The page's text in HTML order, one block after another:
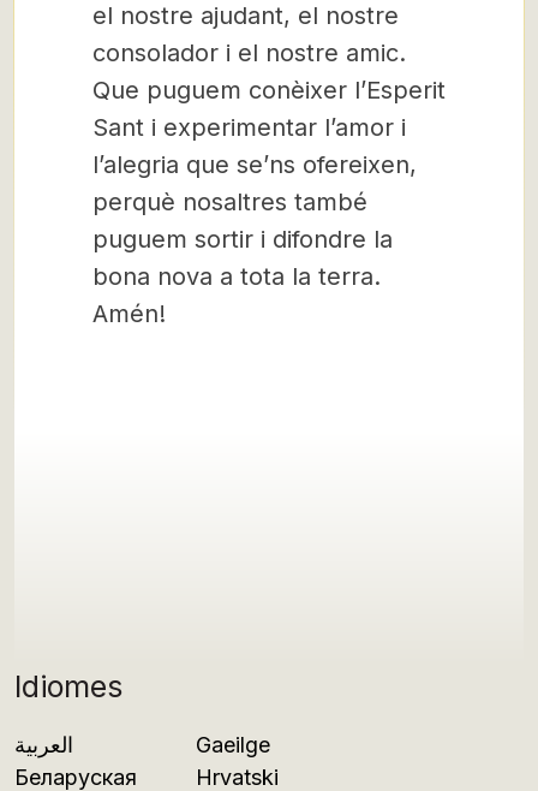
Idiomes
العربية
Беларуская
Gaeilge
Hrvatski
el nostre ajudant, el nostre
consolador i el nostre amic.
Que puguem conèixer l’Esperit
Sant i experimentar l’amor i
l’alegria que se’ns ofereixen,
perquè nosaltres també
puguem sortir i difondre la
bona nova a tota la terra.
Amén!